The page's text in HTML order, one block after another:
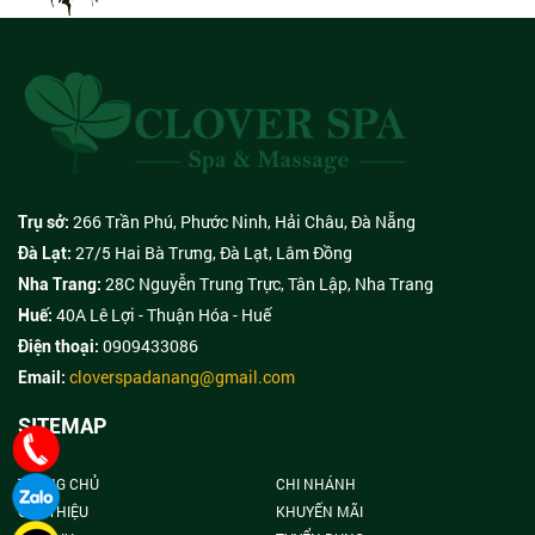
tạo năng lượng chỉ trong
Trụ sở: 266 Trần Phú, Phước Ninh, Hải Châu, Đà Nẵng
Đà Lạt: 27/5 Hai Bà Trưng, ​​Đà Lạt, Lâm Đồng
Nha Trang: 28C Nguyễn Trung Trực, Tân Lập, Nha Trang
Huế: 40A Lê Lợi - Thuận Hóa - Huế
Điện thoại: 0909433086
Email: cloverspadanang@gmail.com
SITEMAP
TRANG CHỦ
GIỚI THIỆU
CHI NHÁNH
KHUYẾN MÃI